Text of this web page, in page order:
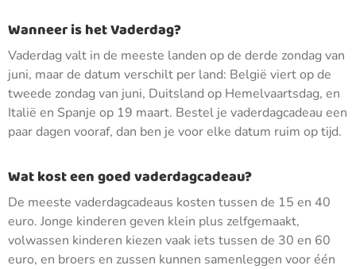
Wanneer is het Vaderdag?
Vaderdag valt in de meeste landen op de derde zondag van
juni, maar de datum verschilt per land: België viert op de
tweede zondag van juni, Duitsland op Hemelvaartsdag, en
Italië en Spanje op 19 maart. Bestel je vaderdagcadeau een
paar dagen vooraf, dan ben je voor elke datum ruim op tijd.
Wat kost een goed vaderdagcadeau?
De meeste vaderdagcadeaus kosten tussen de 15 en 40
euro. Jonge kinderen geven klein plus zelfgemaakt,
volwassen kinderen kiezen vaak iets tussen de 30 en 60
euro, en broers en zussen kunnen samenleggen voor één